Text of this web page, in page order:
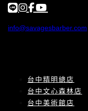
info@savagesbarber.com
台中精明總店
台中文心森林店
台中美術館店